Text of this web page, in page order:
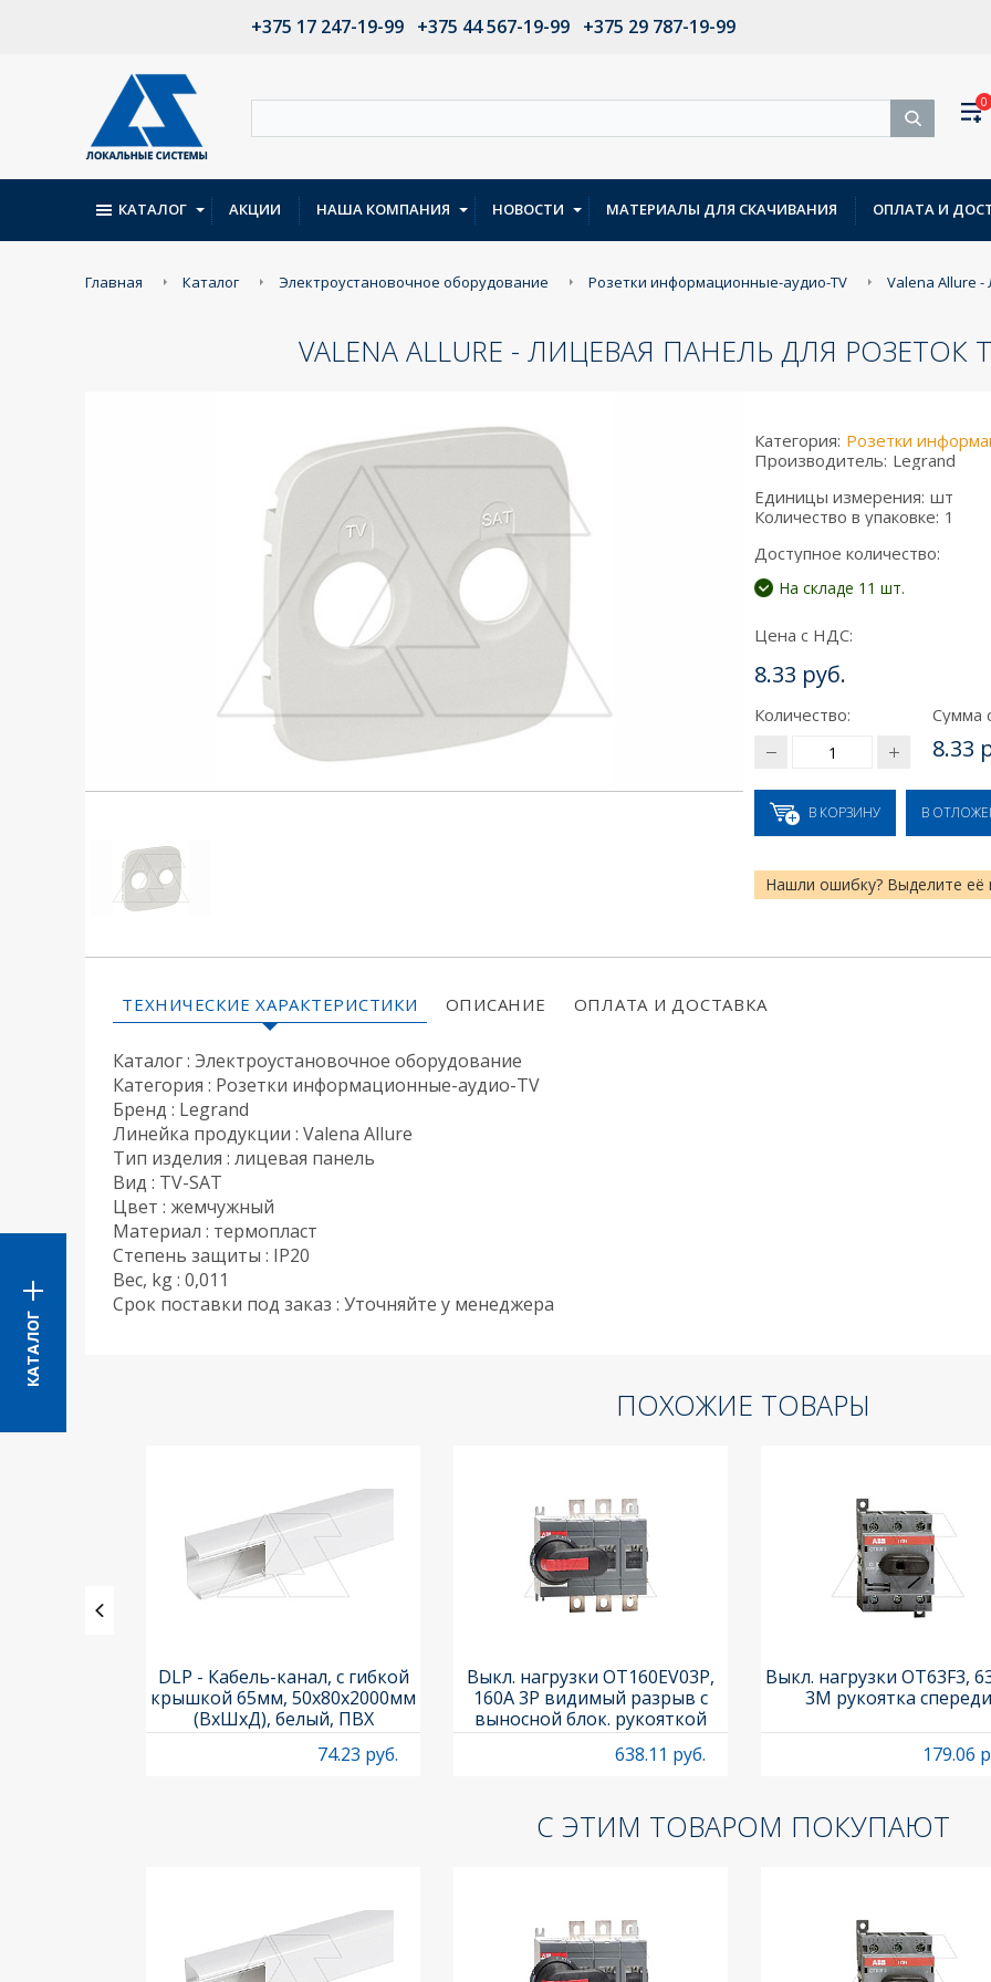
+375 17 247-19-99 +375 44 567-19-99 +375 29 787-19-99
0
КАТАЛОГ
КАТАЛОГ АКЦИИ НАША КОМПАНИЯ НОВОСТИ МАТЕРИАЛЫ ДЛЯ СКАЧИВАНИЯ ОПЛАТА И
Главная Каталог Электроустановочное оборудование Розетки информационные-аудио-TV Valena Allure -
VALENA ALLURE - ЛИЦЕВАЯ ПАНЕЛЬ ДЛЯ РОЗЕТОК
Категория: Розетки
Производитель: Legrand
Единицы измерения: шт
Количество в упаковке: 1
Доступное количество:
На складе 11 шт.
Цена с НДС:
8.33 руб.
Количество: Сумма
8.33
В КОРЗИНУ В
Нашли ошибку? Выделите её
ТЕХНИЧЕСКИЕ ХАРАКТЕРИСТИКИ ОПИСАНИЕ ОПЛАТА И ДОСТАВКА
Каталог : Электроустановочное оборудование
Категория : Розетки информационные-аудио-TV
Бренд : Legrand
Линейка продукции : Valena Allure
Тип изделия : лицевая панель
Вид : TV-SAT
Цвет : жемчужный
Материал : термопласт
Степень защиты : IP20
Вес, kg : 0,011
Срок поставки под заказ : Уточняйте у менеджера
ПОХОЖИЕ ТОВАРЫ
DLP - Кабель-канал, с гибкой
крышкой 65мм, 50x80х2000мм
(ВхШхД), белый, ПВХ
74.23 руб.
Выкл. нагрузки OT160EV03P,
160A 3P видимый разрыв с
выносной блок. рукояткой
OHB65J6 и осью OXP6X210
638.11 руб.
Выкл. нагрузки OT63F3,
3M рукоятка спереди
179.06
С ЭТИМ ТОВАРОМ ПОКУПАЮТ